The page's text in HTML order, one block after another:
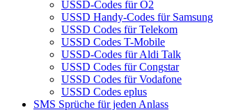
USSD-Codes für O2
USSD Handy-Codes für Samsung
USSD Codes für Telekom
USSD Codes T-Mobile
USSD-Codes für Aldi Talk
USSD Codes für Congstar
USSD Codes für Vodafone
USSD Codes eplus
SMS Sprüche für jeden Anlass